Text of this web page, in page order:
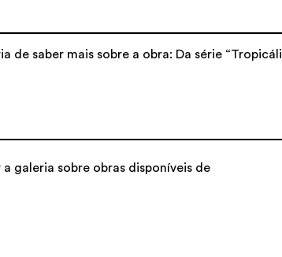
galeria sobre obras disponíveis de